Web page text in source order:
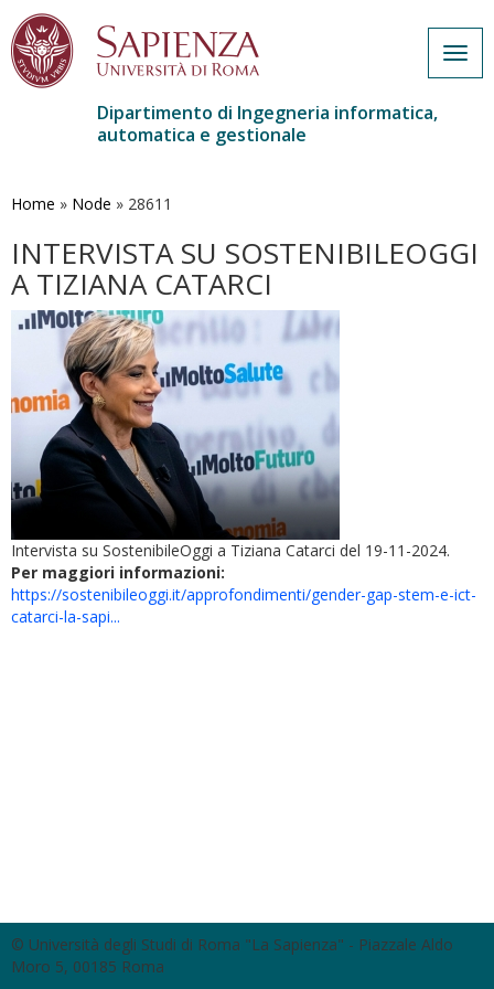
contenuto
Dipartimento di Ingegneria informatica,
automatica e gestionale
Home » Node » 28611
INTERVISTA SU SOSTENIBILEOGGI
A TIZIANA CATARCI
Intervista su SostenibileOggi a Tiziana Catarci del 19-11-2024.
Per maggiori informazioni:
https://sostenibileoggi.it/approfondimenti/gender-gap-stem-e-ict-
catarci-la-sapi...
© Università degli Studi di Roma "La Sapienza" - Piazzale Aldo
Moro 5, 00185 Roma